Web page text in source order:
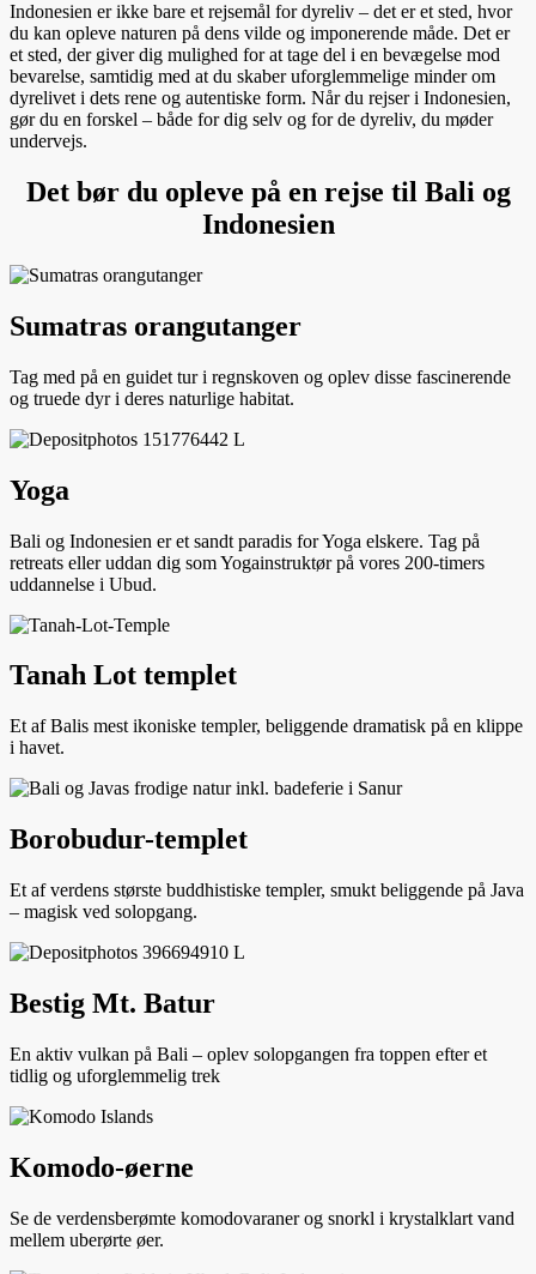
Indonesien er ikke bare et rejsemål for dyreliv – det er et sted, hvor
du kan opleve naturen på dens vilde og imponerende måde. Det er
et sted, der giver dig mulighed for at tage del i en bevægelse mod
bevarelse, samtidig med at du skaber uforglemmelige minder om
dyrelivet i dets rene og autentiske form. Når du rejser i Indonesien,
gør du en forskel – både for dig selv og for de dyreliv, du møder
undervejs.
Det bør du opleve på en rejse til Bali og
Indonesien
Sumatras orangutanger
Tag med på en guidet tur i regnskoven og oplev disse fascinerende
og truede dyr i deres naturlige habitat.
Yoga
Bali og Indonesien er et sandt paradis for Yoga elskere. Tag på
retreats eller uddan dig som Yogainstruktør på vores 200-timers
uddannelse i Ubud.
Tanah Lot templet
Et af Balis mest ikoniske templer, beliggende dramatisk på en klippe
i havet.
Borobudur-templet
Et af verdens største buddhistiske templer, smukt beliggende på Java
– magisk ved solopgang.
Bestig Mt. Batur
En aktiv vulkan på Bali – oplev solopgangen fra toppen efter et
tidlig og uforglemmelig trek
Komodo-øerne
Se de verdensberømte komodovaraner og snorkl i krystalklart vand
mellem uberørte øer.